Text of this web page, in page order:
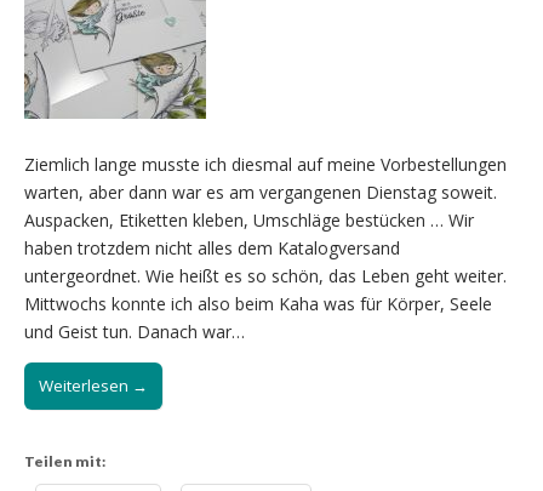
Ziemlich lange musste ich diesmal auf meine Vorbestellungen
warten, aber dann war es am vergangenen Dienstag soweit.
Auspacken, Etiketten kleben, Umschläge bestücken … Wir
haben trotzdem nicht alles dem Katalogversand
untergeordnet. Wie heißt es so schön, das Leben geht weiter.
Mittwochs konnte ich also beim Kaha was für Körper, Seele
und Geist tun. Danach war…
Weiterlesen →
Teilen mit: